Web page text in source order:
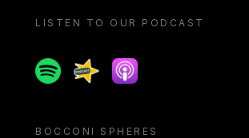
LISTEN TO OUR PODCAST
SpotifySpreakerApple podcast
BOCCONI SPHERES